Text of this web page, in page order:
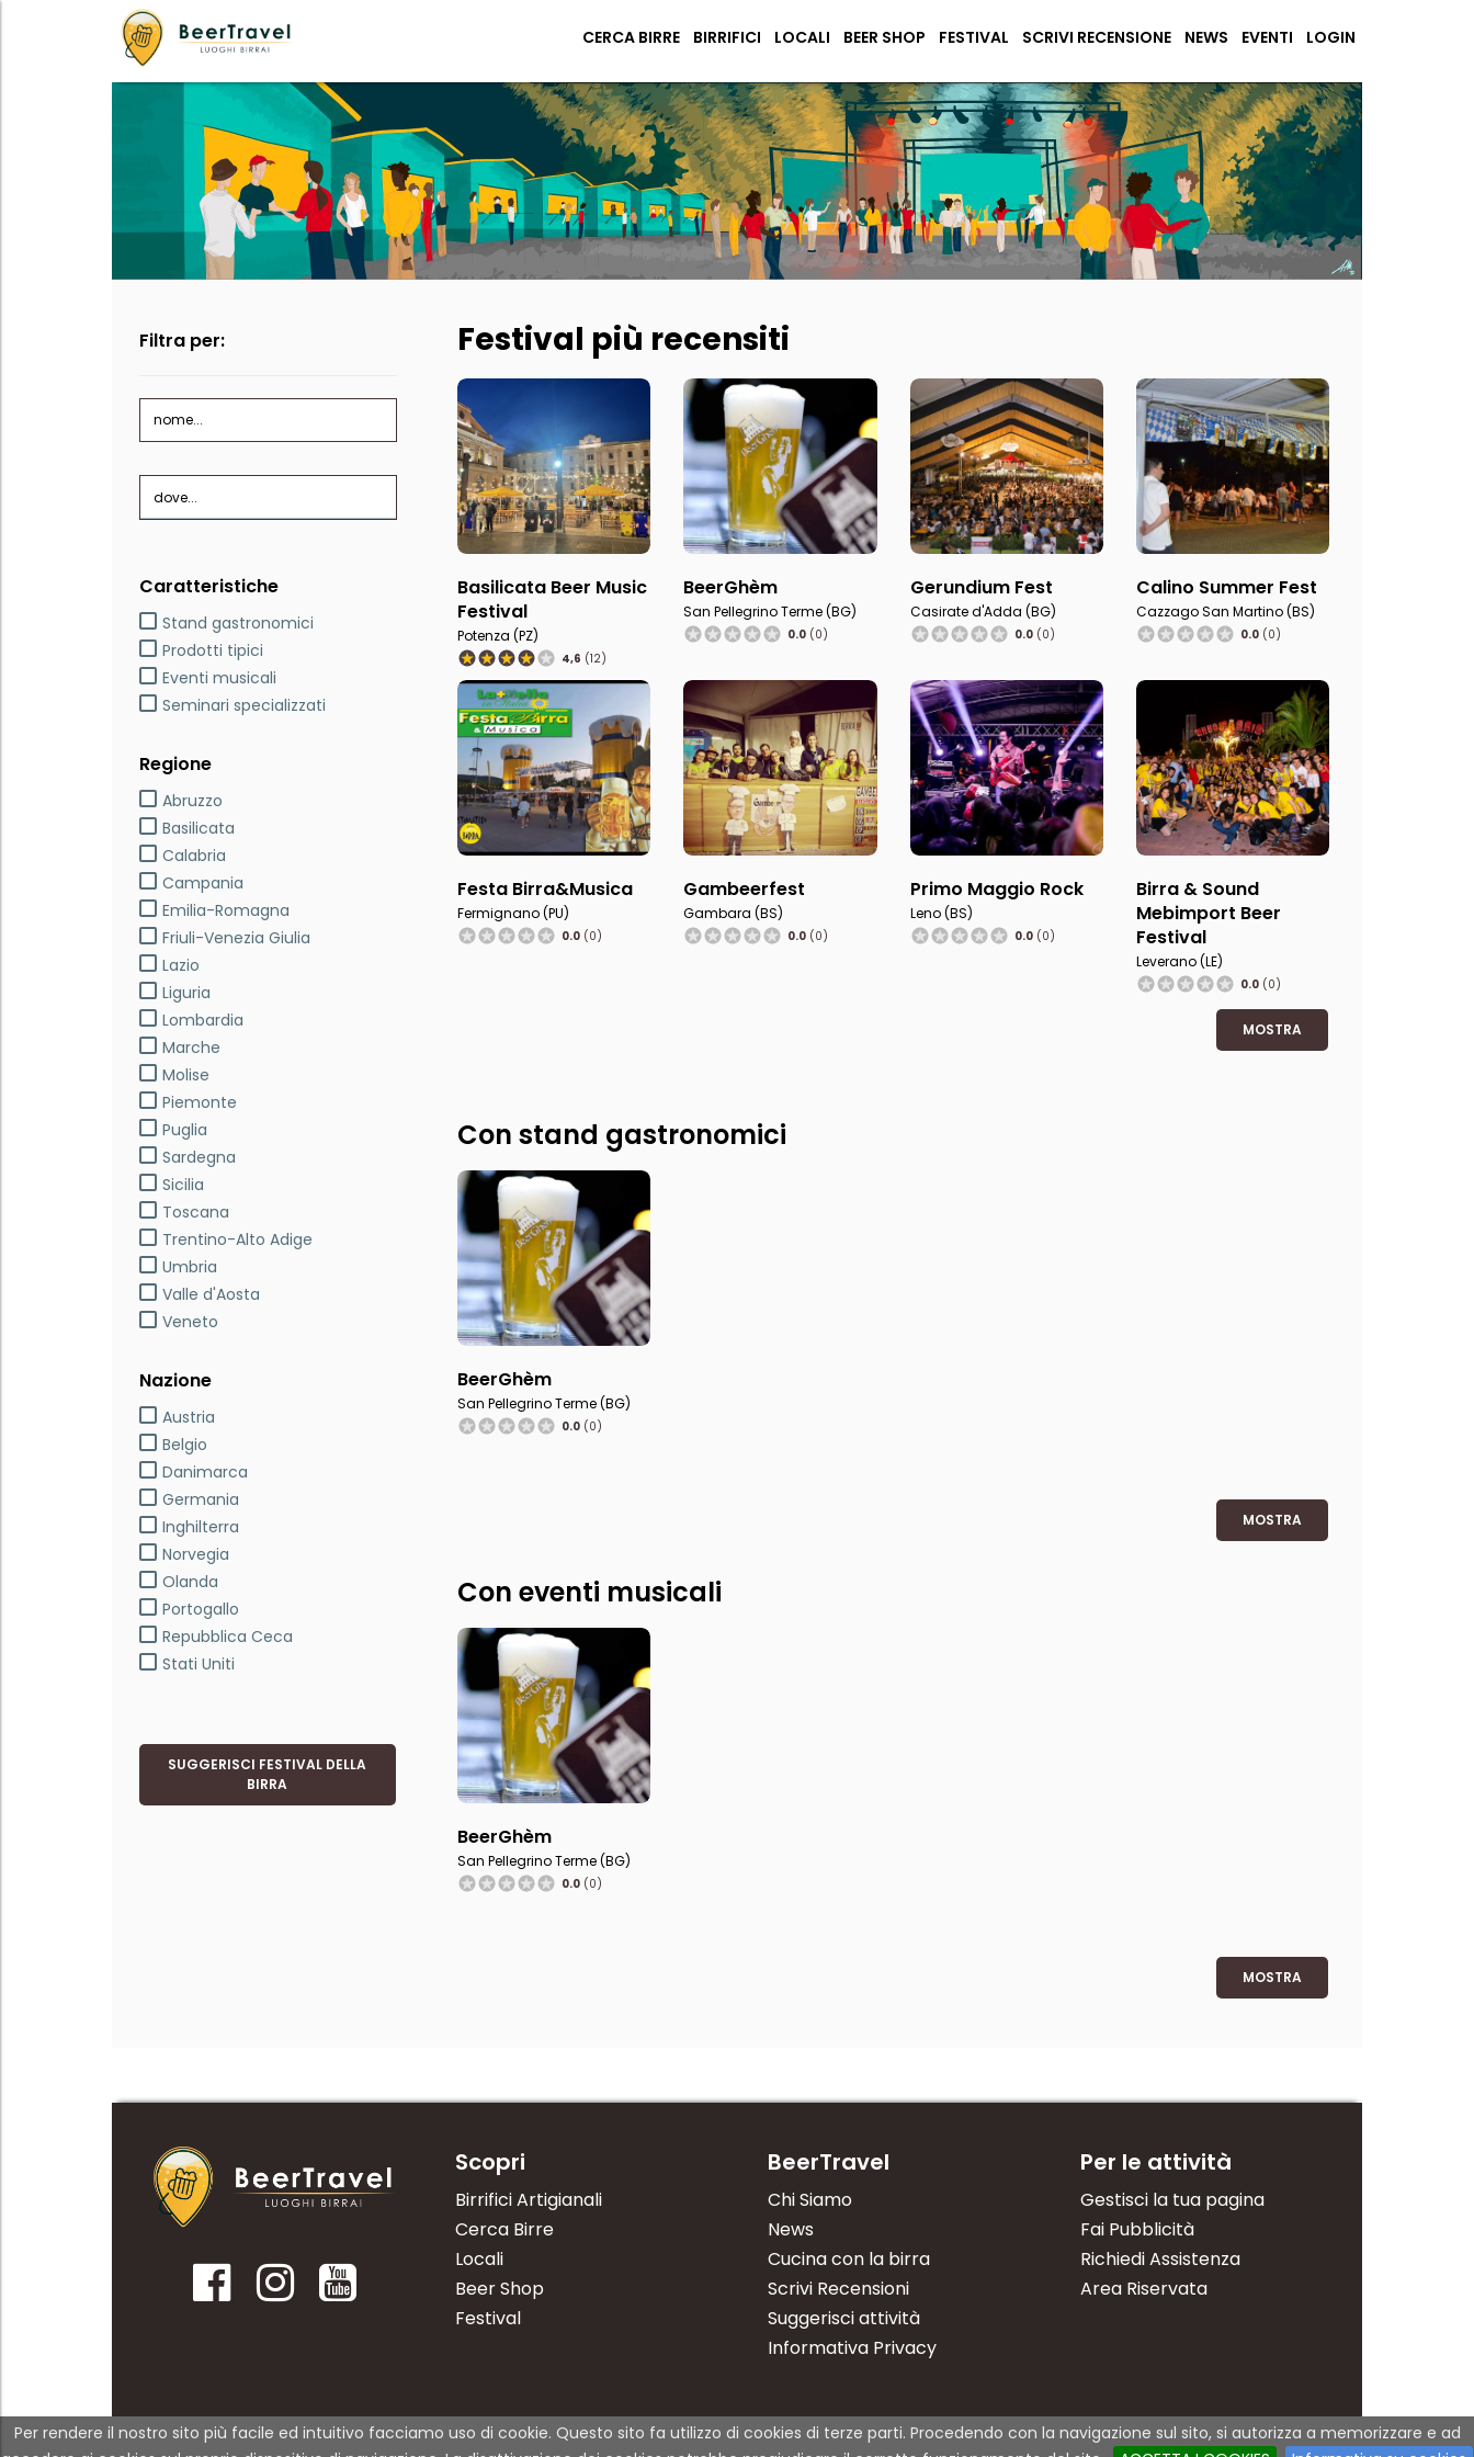
Per rendere il nostro sito più facile ed intuitivo facciamo uso di cookie. Questo sito fa utilizzo di cookies di terze parti. Procedendo con la navigazione sul sito, si autorizza a memorizzare e ad
CERCA BIRRE BIRRIFICI LOCALI BEER SHOP FESTIVAL SCRIVI RECENSIONE NEWS EVENTI LOGIN
Filtra per:
nome...
dove...
Caratteristiche
Stand gastronomici
Prodotti tipici
Eventi musicali
Seminari specializzati
Regione
Abruzzo
Basilicata
Calabria
Campania
Emilia-Romagna
Friuli-Venezia Giulia
Lazio
Liguria
Lombardia
Marche
Molise
Piemonte
Puglia
Sardegna
Sicilia
Toscana
Trentino-Alto Adige
Umbria
Valle d'Aosta
Veneto
Nazione
Austria
Belgio
Danimarca
Germania
Inghilterra
Norvegia
Olanda
Portogallo
Repubblica Ceca
Stati Uniti
SUGGERISCI FESTIVAL DELLA
BIRRA
Festival più recensiti
Basilicata Beer Music
Festival
Potenza (PZ)
4,6 (12)
BeerGhèm
San Pellegrino Terme (BG)
0.0 (0)
Gerundium Fest
Casirate d'Adda (BG)
0.0(0)
Calino Summer Fest
Cazzago San Martino (BS)
0.0(0)
Festa Birra&Musica
Fermignano (PU)
0.0 (0)
Gambeerfest
Gambara (BS)
0.0 (0)
Primo Maggio Rock
Leno (BS)
0.0(0)
Birra & Sound
Mebimport Beer
Festival
Leverano (LE)
0.0(0)
MOSTRA
Con stand gastronomici
BeerGhèm
San Pellegrino Terme (BG)
0.0 (0)
MOSTRA
Con eventi musicali
BeerGhèm
San Pellegrino Terme (BG)
0.0 (0)
MOSTRA
Scopri
Birrifici Artigianali
Cerca Birre
Locali
Beer Shop
Festival
BeerTravel
Chi Siamo
News
Cucina con la birra
Scrivi Recensioni
Suggerisci attività
Informativa Privacy
Per le attività
Gestisci la tua pagina
Fai Pubblicità
Richiedi Assistenza
Area Riservata
© Copyright 2021 | 01Rabbit | All Rights Reserved